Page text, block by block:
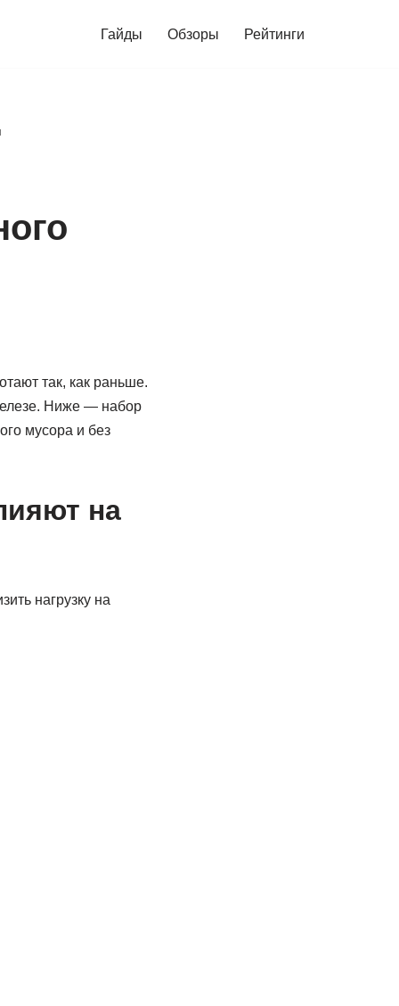
Гайды Обзоры Рейтинги
так, как раньше.
Ниже — набор
мусора и без
на
нагрузку на